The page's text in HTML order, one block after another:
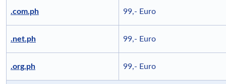
.com.ph 99,- Euro
.net.ph 99,- Euro
.org.ph 99,- Euro